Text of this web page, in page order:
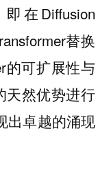
在Diffusion
替换
的可扩展性与
天然优势进行
出卓越的涌现